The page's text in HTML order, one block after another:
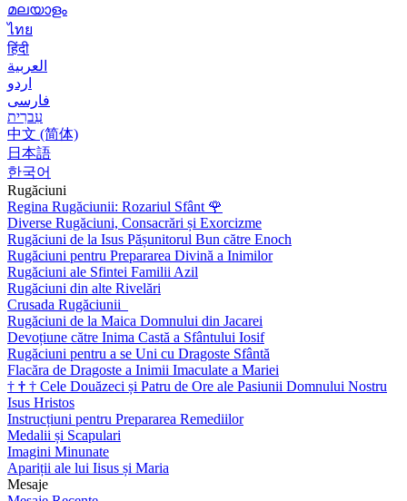
മലയാളം
ไทย
हिंदी
العربية
اردو
فارسی
עִברִית
中文 (简体)
日本語
한국어
Rugăciuni
Regina Rugăciunii: Rozariul Sfânt 🌹
Diverse Rugăciuni, Consacrări și Exorcizme
Rugăciuni de la Isus Pășunitorul Bun către Enoch
Rugăciuni pentru Prepararea Divină a Inimilor
Rugăciuni ale Sfintei Familii Azil
Rugăciuni din alte Rivelări
Crusada Rugăciunii
Rugăciuni de la Maica Domnului din Jacarei
Devoțiune către Inima Castă a Sfântului Iosif
Rugăciuni pentru a se Uni cu Dragoste Sfântă
Flacăra de Dragoste a Inimii Imaculate a Mariei
† † † Cele Douăzeci și Patru de Ore ale Pasiunii Domnului Nostru
Isus Hristos
Instrucțiuni pentru Prepararea Remediilor
Medalii și Scapulari
Imagini Minunate
Apariții ale lui Iisus și Maria
Mesaje